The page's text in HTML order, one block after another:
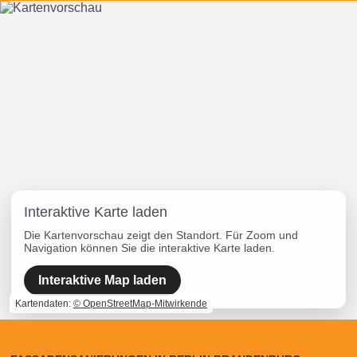
Interaktive Karte laden
Die Kartenvorschau zeigt den Standort. Für Zoom und
Navigation können Sie die interaktive Karte laden.
Interaktive Map laden
Kartendaten: © OpenStreetMap-Mitwirkende